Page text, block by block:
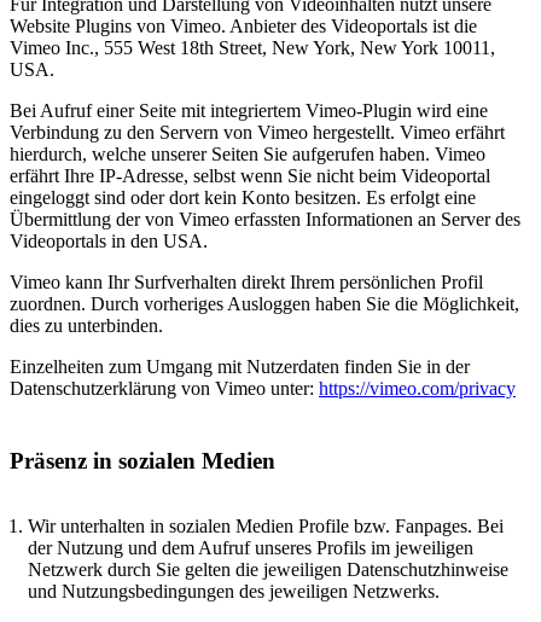
Website Plugins von Vimeo. Anbieter des Videoportals ist die
Vimeo Inc., 555 West 18th Street, New York, New York 10011,
USA.
Bei Aufruf einer Seite mit integriertem Vimeo-Plugin wird eine
Verbindung zu den Servern von Vimeo hergestellt. Vimeo erfährt
hierdurch, welche unserer Seiten Sie aufgerufen haben. Vimeo
erfährt Ihre IP-Adresse, selbst wenn Sie nicht beim Videoportal
eingeloggt sind oder dort kein Konto besitzen. Es erfolgt eine
Übermittlung der von Vimeo erfassten Informationen an Server des
Videoportals in den USA.
Vimeo kann Ihr Surfverhalten direkt Ihrem persönlichen Profil
zuordnen. Durch vorheriges Ausloggen haben Sie die Möglichkeit,
dies zu unterbinden.
Einzelheiten zum Umgang mit Nutzerdaten finden Sie in der
Datenschutzerklärung von Vimeo unter: https://vimeo.com/privacy
Präsenz in sozialen Medien
Wir unterhalten in sozialen Medien Profile bzw. Fanpages. Bei
der Nutzung und dem Aufruf unseres Profils im jeweiligen
Netzwerk durch Sie gelten die jeweiligen Datenschutzhinweise
und Nutzungsbedingungen des jeweiligen Netzwerks.